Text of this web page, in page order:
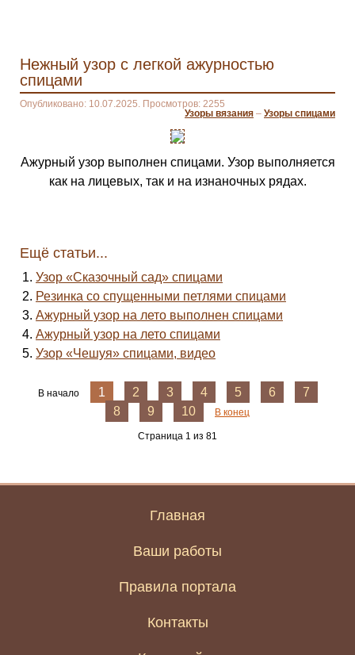
Нежный узор с легкой ажурностью
спицами
Опубликовано: 10.07.2025. Просмотров: 2255
Узоры вязания – Узоры спицами
Ажурный узор выполнен спицами. Узор выполняется
как на лицевых, так и на изнаночных рядах.
Ещё статьи...
Узор «Сказочный сад» спицами
Резинка со спущенными петлями спицами
Ажурный узор на лето выполнен спицами
Ажурный узор на лето спицами
Узор «Чешуя» спицами, видео
В начало 1 2 3 4 5 6
7
8
9 10 В конец
Страница 1 из 81
Главная
Ваши работы
Правила портала
Контакты